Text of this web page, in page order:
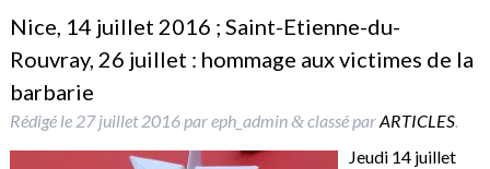
Nice, 14 juillet 2016 ; Saint-Etienne-du-
Rouvray, 26 juillet : hommage aux victimes de la
barbarie
Rédigé le 27 juillet 2016pareph_admin &classé parARTICLES.
Jeudi 14 juillet